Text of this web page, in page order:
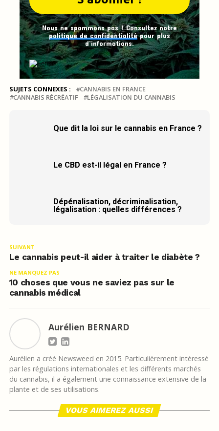
Nous ne spammons pas ! Consultez notre
politique de confidentialitépour plus
d’informations.
SUJETS CONNEXES :
CANNABIS EN FRANCE
CANNABIS RÉCRÉATIF
LÉGALISATION DU CANNABIS
Que dit la loi sur le cannabis en France ?
Le CBD est-il légal en France ?
Dépénalisation, décriminalisation,
légalisation : quelles différences ?
SUIVANT
Le cannabis peut-il aider à traiter le diabète ?
NE MANQUEZ PAS
10 choses que vous ne saviez pas sur le
cannabis médical
Aurélien BERNARD
Aurélien a créé Newsweed en 2015. Particulièrement intéressé
par les régulations internationales et les différents marchés
du cannabis, il a également une connaissance extensive de la
plante et de ses utilisations.
VOUS AIMEREZ AUSSI